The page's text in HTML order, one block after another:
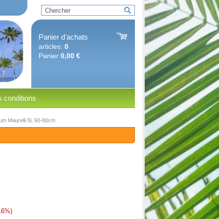
Panier dʼachats
articles: 0
Panier 0,00 €
conditions
Maurelli 5l, 60-80cm